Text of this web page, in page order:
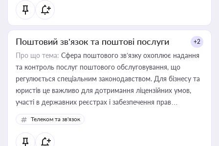
Поштовий зв’язок та поштові послуги +2
Про що тема: Сфера поштового зв’язку охоплює надання
та контроль послуг поштового обслуговування, що
регулюється спеціальним законодавством. Для бізнесу та
юристів це важливо для дотримання ліцензійних умов,
участі в державних реєстрах і забезпечення прав
споживачів.
Телеком та зв'язок